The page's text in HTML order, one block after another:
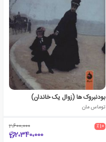
بودنبروک ها (زوال یک خاندان)
توماس مان
٪10 2،600،000
2،340،000